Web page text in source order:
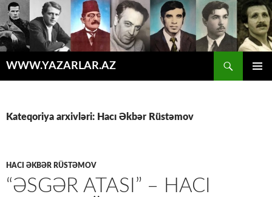
WWW.YAZARLAR.AZ
Kateqoriya arxivləri: Hacı Əkbər Rüstəmov
HACI ƏKBƏR RÜSTƏMOV
“ƏSGƏR ATASI” – HACI